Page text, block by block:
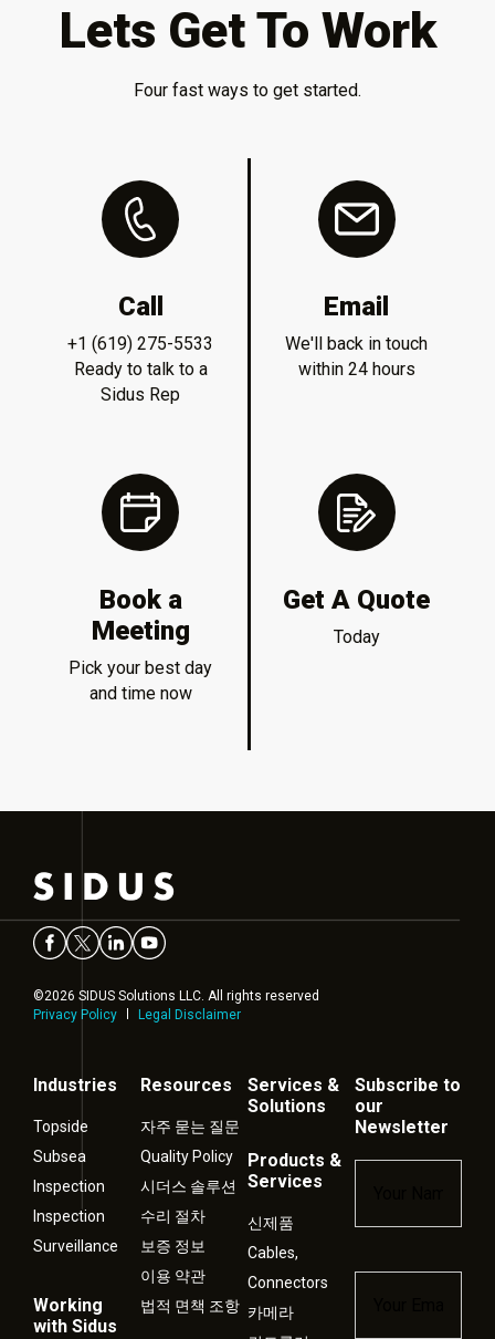
Lets Get To Work
Four fast ways to get started.
Call
+1 (619) 275-5533
Ready to talk to a
Sidus Rep
Email
We'll back in touch
within 24 hours
Book a
Meeting
Pick your best day
and time now
Get A Quote
Today
©2026 SIDUS Solutions LLC. All rights reserved
Privacy Policy
Legal Disclaimer
Industries
Topside
Subsea
Inspection
Inspection
Surveillance
Working
with Sidus
Resources
자주 묻는 질문
Quality Policy
시더스 솔루션
수리 절차
보증 정보
이용 약관
법적 면책 조항
Services &
Solutions
Products &
Services
신제품
Cables,
Connectors
카메라
Subscribe to
our
Newsletter